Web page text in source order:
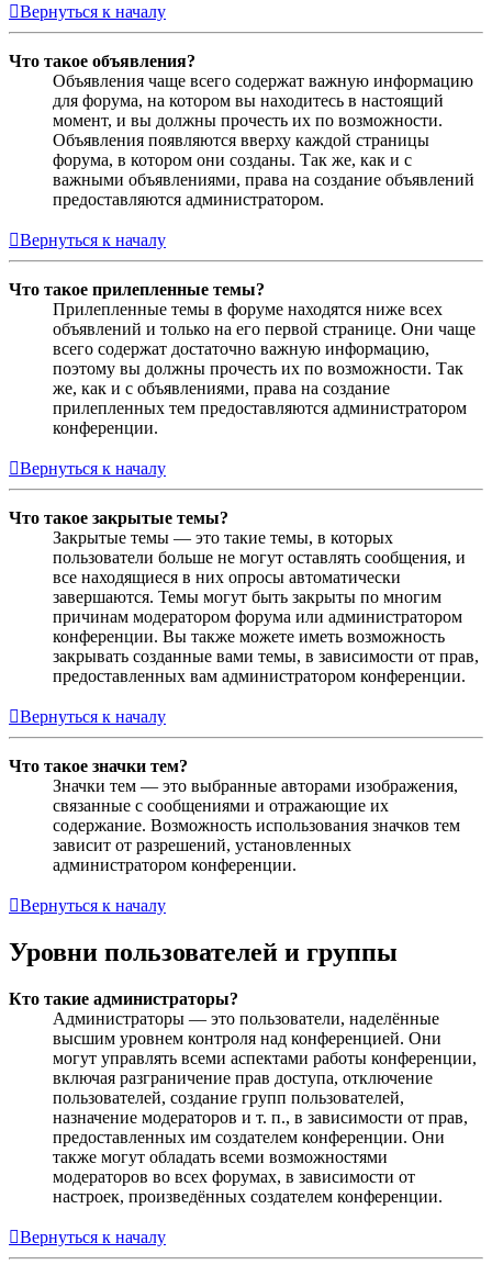
Вернуться к началу
Что такое объявления?
Объявления чаще всего содержат важную информацию
для форума, на котором вы находитесь в настоящий
момент, и вы должны прочесть их по возможности.
Объявления появляются вверху каждой страницы
форума, в котором они созданы. Так же, как и с
важными объявлениями, права на создание объявлений
предоставляются администратором.
Вернуться к началу
Что такое прилепленные темы?
Прилепленные темы в форуме находятся ниже всех
объявлений и только на его первой странице. Они чаще
всего содержат достаточно важную информацию,
поэтому вы должны прочесть их по возможности. Так
же, как и с объявлениями, права на создание
прилепленных тем предоставляются администратором
конференции.
Вернуться к началу
Что такое закрытые темы?
Закрытые темы — это такие темы, в которых
пользователи больше не могут оставлять сообщения, и
все находящиеся в них опросы автоматически
завершаются. Темы могут быть закрыты по многим
причинам модератором форума или администратором
конференции. Вы также можете иметь возможность
закрывать созданные вами темы, в зависимости от прав,
предоставленных вам администратором конференции.
Вернуться к началу
Что такое значки тем?
Значки тем — это выбранные авторами изображения,
связанные с сообщениями и отражающие их
содержание. Возможность использования значков тем
зависит от разрешений, установленных
администратором конференции.
Вернуться к началу
Уровни пользователей и группы
Кто такие администраторы?
Администраторы — это пользователи, наделённые
высшим уровнем контроля над конференцией. Они
могут управлять всеми аспектами работы конференции,
включая разграничение прав доступа, отключение
пользователей, создание групп пользователей,
назначение модераторов и т. п., в зависимости от прав,
предоставленных им создателем конференции. Они
также могут обладать всеми возможностями
модераторов во всех форумах, в зависимости от
настроек, произведённых создателем конференции.
Вернуться к началу